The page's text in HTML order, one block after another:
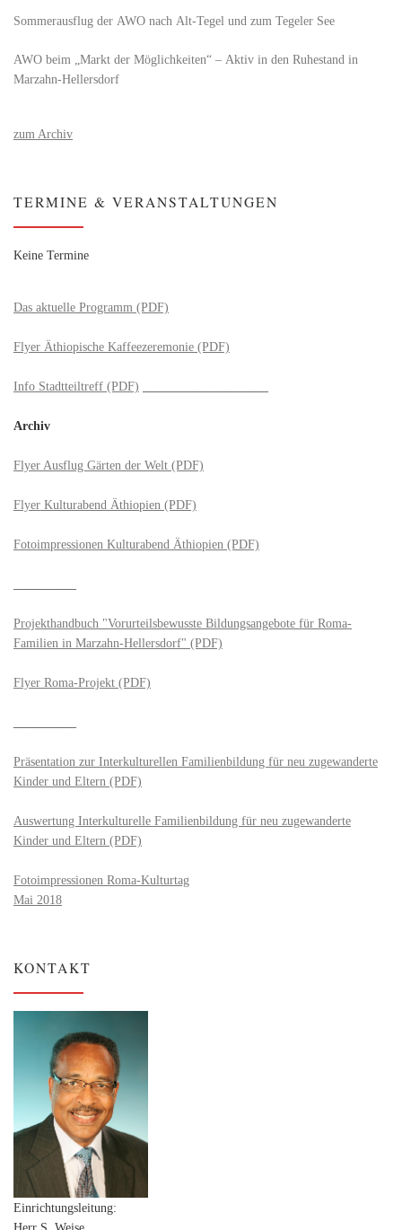
Sommerausflug der AWO nach Alt‑Tegel und zum Tegeler See
AWO beim „Markt der Möglichkeiten“ – Aktiv in den Ruhestand in
Marzahn-Hellersdorf
zum Archiv
TERMINE & VERANSTALTUNGEN
Keine Termine
Das aktuelle Programm (PDF)
Flyer Äthiopische Kaffeezeremonie (PDF)
Info Stadtteiltreff (PDF)
Archiv
Flyer Ausflug Gärten der Welt (PDF)
Flyer Kulturabend Äthiopien (PDF)
Fotoimpressionen Kulturabend Äthiopien (PDF)
Projekthandbuch "Vorurteilsbewusste Bildungsangebote für Roma-
Familien in Marzahn-Hellersdorf" (PDF)
Flyer Roma-Projekt (PDF)
Präsentation zur Interkulturellen Familienbildung für neu zugewanderte
Kinder und Eltern (PDF)
Auswertung Interkulturelle Familienbildung für neu zugewanderte
Kinder und Eltern (PDF)
Fotoimpressionen Roma-Kulturtag
Mai 2018
KONTAKT
Einrichtungsleitung: